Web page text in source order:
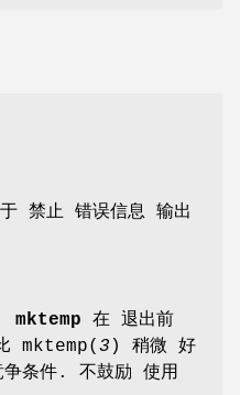
禁止 错误信息 输出
mktemp 在 退出前
mktemp( 3 ) 稍微 好
条件. 不鼓励 使用